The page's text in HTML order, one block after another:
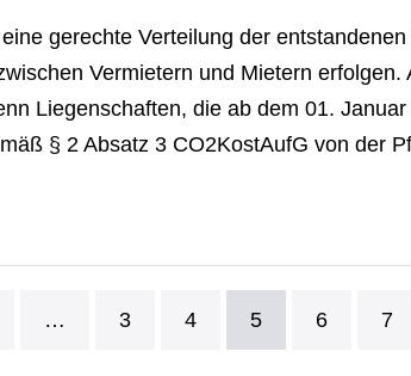
gerechte Verteilung der
Vermietern und Mietern
Lie­gen­schaf­ten, die ab dem 01.
§ 2 Absatz 3 CO2­Kost­AufG von der
… 3 4 5 6 7